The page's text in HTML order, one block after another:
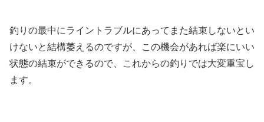
釣りの最中にライントラブルにあってまた結束しないとい
けないと結構萎えるのですが、この機会があれば楽にいい
状態の結束ができるので、これからの釣りでは大変重宝し
ます。